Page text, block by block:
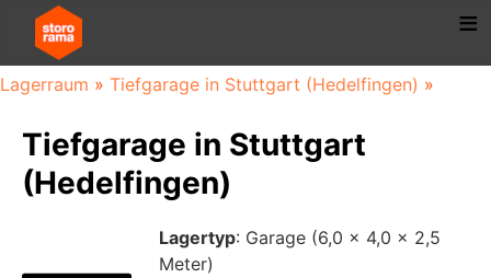
Lagerraum » Tiefgarage in Stuttgart (Hedelfingen) »
Tiefgarage in Stuttgart
(Hedelfingen)
Lagertyp: Garage (6,0 x 4,0 x 2,5
Meter)